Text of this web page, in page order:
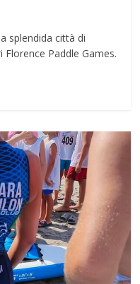
splendida città di
Paddle Games.